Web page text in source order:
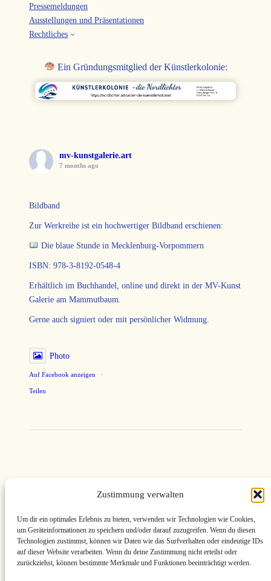
Zustimmung verwalten
Um dir ein optimales Erlebnis zu bieten, verwenden wir Technologien wie Cookies,
um Geräteinformationen zu speichern und/oder darauf zuzugreifen. Wenn du diesen
Technologien zustimmst, können wir Daten wie das Surfverhalten oder eindeutige IDs
auf dieser Website verarbeiten. Wenn du deine Zustimmung nicht erteilst oder
zurückziehst, können bestimmte Merkmale und Funktionen beeinträchtigt werden.
Pressemeldungen
Ausstellungen und Präsentationen
Rechtliches
Ein Gründungsmitglied der Künstlerkolonie:
mv-kunstgalerie.art
7 months ago
Bildband
Zur Werkreihe ist ein hochwertiger Bildband erschienen:
Die blaue Stunde in Mecklenburg-Vorpommern
ISBN: 978-3-8192-0548-4
Erhältlich im Buchhandel, online und direkt in der MV-Kunst
Galerie am Mammutbaum.
Gerne auch signiert oder mit persönlicher Widmung.
Photo
Auf Facebook anzeigen ·
Teilen
MV-Kunstgalerie
· Maler der
Blauen Stunde